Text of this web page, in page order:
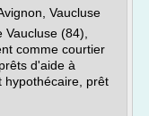
Vaucluse
(84),
comme courtier
d'aide à
hypothécaire, prêt